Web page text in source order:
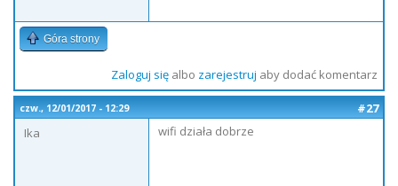
Góra strony
Zaloguj sięalbo zarejestruj aby dodać komentarz
czw., 12/01/2017 - 12:29
#27
Ika
wifi działa dobrze